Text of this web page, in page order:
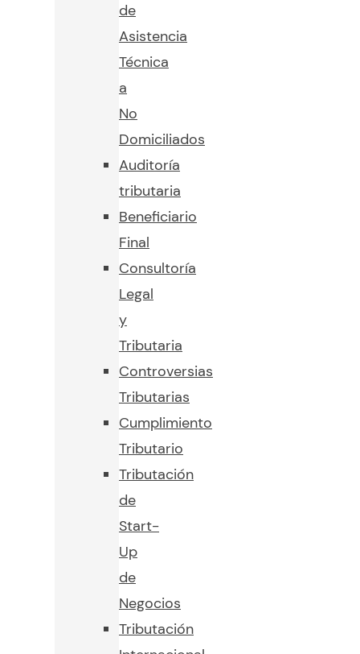
de
Asistencia
Técnica
a
No
Domiciliados
Auditoría
tributaria
Beneficiario
Final
Consultoría
Legal
y
Tributaria
Controversias
Tributarias
Cumplimiento
Tributario
Tributación
de
Start-
Up
de
Negocios
Tributación